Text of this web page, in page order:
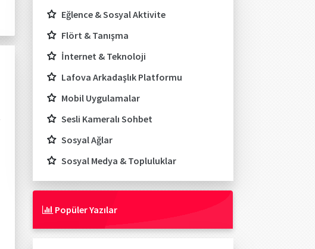
Eğlence & Sosyal Aktivite
Flört & Tanışma
İnternet & Teknoloji
Lafova Arkadaşlık Platformu
Mobil Uygulamalar
Sesli Kameralı Sohbet
Sosyal Ağlar
Sosyal Medya & Topluluklar
Popüler Yazılar